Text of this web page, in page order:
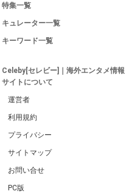
特集一覧
キュレーター一覧
キーワード一覧
Celeby[セレビー]｜海外エンタメ情報
サイトについて
運営者
利用規約
プライバシー
サイトマップ
お問い合せ
PC版